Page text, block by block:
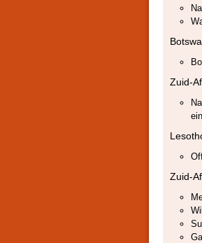
Zuid-
Zuid-